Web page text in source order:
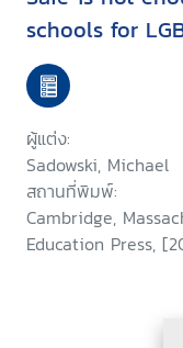
schools for
ผู้แต่ง:
Sadowski, Michael
สถานที่พิมพ์:
Cambridge,
Education Press,